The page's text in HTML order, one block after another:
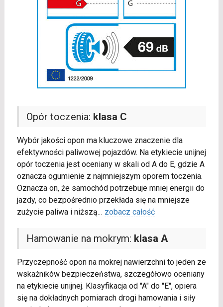
Opór toczenia: klasa C
Wybór jakości opon ma kluczowe znaczenie dla
efektywności paliwowej pojazdów. Na etykiecie unijnej
opór toczenia jest oceniany w skali od A do E, gdzie A
oznacza ogumienie z najmniejszym oporem toczenia.
Oznacza on, że samochód potrzebuje mniej energii do
jazdy, co bezpośrednio przekłada się na mniejsze
zużycie paliwa i niższą... zobacz całość
Hamowanie na mokrym: klasa A
Przyczepność opon na mokrej nawierzchni to jeden ze
wskaźników bezpieczeństwa, szczegółowo oceniany
na etykiecie unijnej. Klasyfikacja od "A" do "E", opiera
się na dokładnych pomiarach drogi hamowania i siły